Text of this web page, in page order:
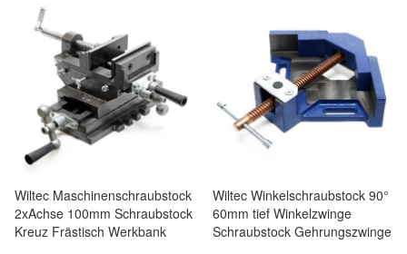
Wiltec Maschinenschraubstock
2xAchse 100mm Schraubstock
Kreuz Frästisch Werkbank
Wiltec Winkelschraubstock 90°
60mm tief Winkelzwinge
Schraubstock Gehrungszwinge